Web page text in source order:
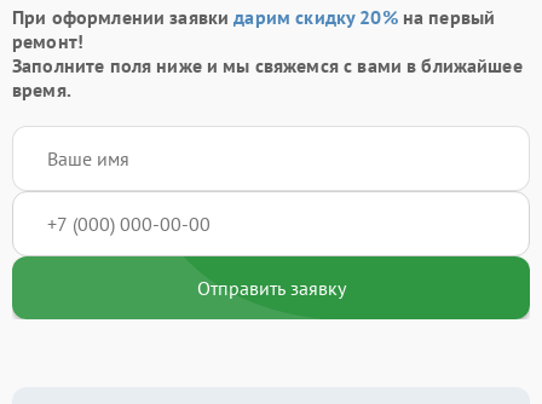
При оформлении заявкидарим скидку 20%на первый
ремонт!
Заполните поля ниже и мы свяжемся с вами в ближайшее
время.
Отправить заявку